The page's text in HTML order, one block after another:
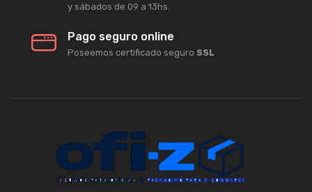
y sábados de 09 a 13hs.
Pago seguro online
Poseemos certificado seguro SSL